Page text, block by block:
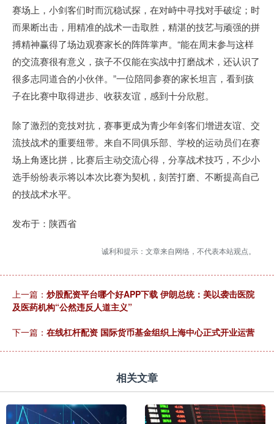
赛场上，小剑客们时而沉稳试探，在对峙中寻找对手破绽；时
而果断出击，用精准的战术一击取胜，精湛的技艺与顽强的拼
搏精神赢得了场边观赛家长的阵阵掌声。“能在周末参与这样
的交流赛很有意义，孩子不仅能在实战中打磨战术，还认识了
很多志同道合的小伙伴。”一位陪同参赛的家长坦言，看到孩
子在比赛中取得进步、收获友谊，感到十分欣慰。
除了激烈的竞技对抗，赛事更成为青少年剑客们增进友谊、交
流技战术的重要纽带。来自不同俱乐部、学校的运动员们在赛
场上角逐比拼，比赛后主动交流心得，分享战术技巧，不少小
选手纷纷表示将以本次比赛为契机，刻苦打磨、不断提高自己
的技战术水平。
发布于：陕西省
诚利和提示：文章来自网络，不代表本站观点。
上一篇： 炒股配资平台哪个好APP下载 伊朗总统：美以袭击医院
及医药机构“公然违反人道主义”
下一篇： 在线杠杆配资 国际货币基金组织上海中心正式开业运营
相关文章